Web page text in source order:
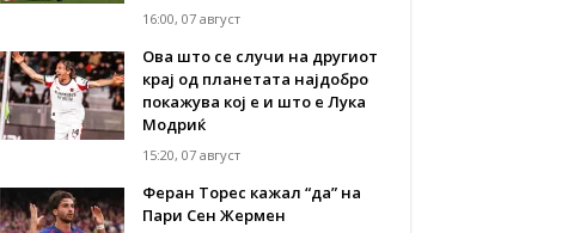
16:00, 07 август
Ова што се случи на другиот
крај од планетата најдобро
покажува кој е и што е Лука
Модриќ
15:20, 07 август
Феран Торес кажал “да” на
Пари Сен Жермен